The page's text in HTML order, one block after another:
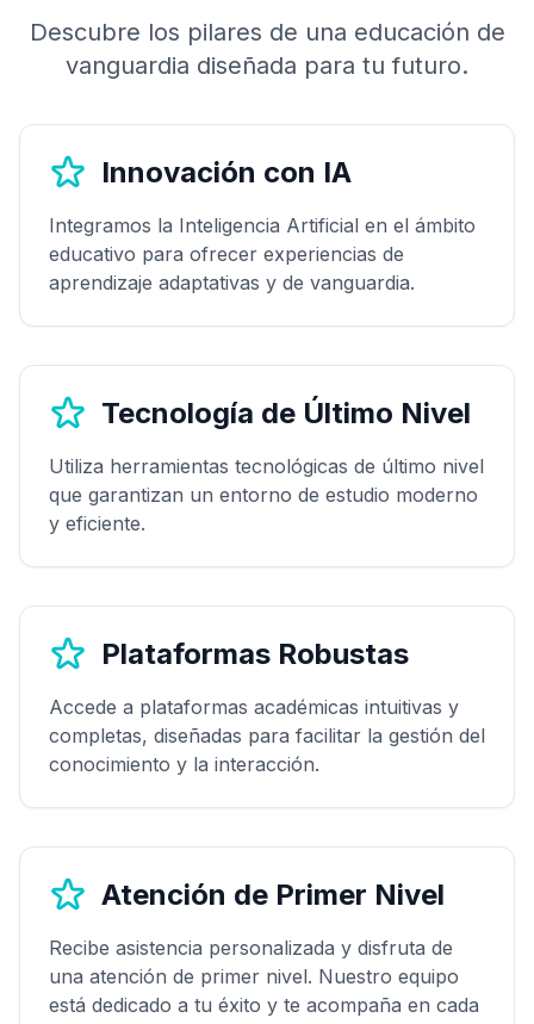
Descubre los pilares de una educación de
vanguardia diseñada para tu futuro.
Innovación con IA
Integramos la Inteligencia Artificial en el ámbito
educativo para ofrecer experiencias de
aprendizaje adaptativas y de vanguardia.
Tecnología de Último Nivel
Utiliza herramientas tecnológicas de último nivel
que garantizan un entorno de estudio moderno
y eficiente.
Plataformas Robustas
Accede a plataformas académicas intuitivas y
completas, diseñadas para facilitar la gestión del
conocimiento y la interacción.
Atención de Primer Nivel
Recibe asistencia personalizada y disfruta de
una atención de primer nivel. Nuestro equipo
está dedicado a tu éxito y te acompaña en cada